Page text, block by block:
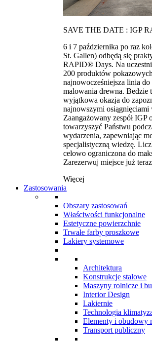
SAVE THE DATE : IGP
6 i 7 października po raz
St. Gallen) odbędą się
RAPID® Days. Na
200 produktów
najnowocześniejsza linia
malowania drewna. Bedzie
wyjątkowa okazja do
najnowszymi osiągnięciami
Zaangażowany zespół IGP
towarzyszyć Państwu
wydarzenia, zapewniając
specjalistyczną wiedzę.
celowo ograniczona do
Zarezerwuj miejsce już
Więcej
Zastosowania
Obszary zastosowań
Właściwości funkcjonalne
Estetyczne powierzchnie
Trwałe farby proszkowe
Lakiery systemowe
Architektura
Konstrukcje stalowe
Maszyny rolnicze i
Interior Design
Lakiernie
Technologia
Elementy i obudowy
Transport publiczny